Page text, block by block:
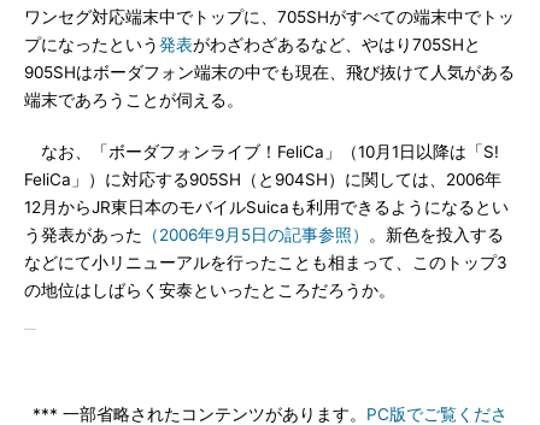
ワンセグ対応端末中でトップに、705SHがすべての端末中でトッ
プになったという発表がわざわざあるなど、やはり705SHと
905SHはボーダフォン端末の中でも現在、飛び抜けて人気がある
端末であろうことが伺える。
なお、「ボーダフォンライブ！FeliCa」（10月1日以降は「S!
FeliCa」）に対応する905SH（と904SH）に関しては、2006年
12月からJR東日本のモバイルSuicaも利用できるようになるとい
う発表があった （2006年9月5日の記事参照）
。新色を投入する
などにて小リニューアルを行ったことも相まって、このトップ3
の地位はしばらく安泰といったところだろうか。
*** 一部省略されたコンテンツがあります。 PC版でご覧くださ